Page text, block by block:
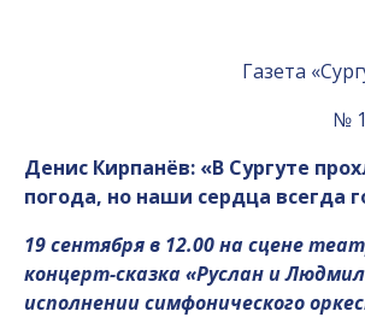
Газета
№
Денис Кирпанёв: «В Сургуте
погода, но наши сердца всегда
19 сентября в 12.00 на сцене
концерт-сказка «Руслан и
исполнении симфонического